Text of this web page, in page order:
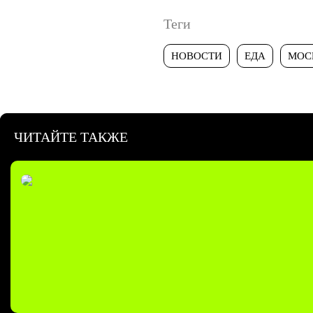
Теги
НОВОСТИ ЕДА
ЧИТАЙТЕ ТАКЖЕ